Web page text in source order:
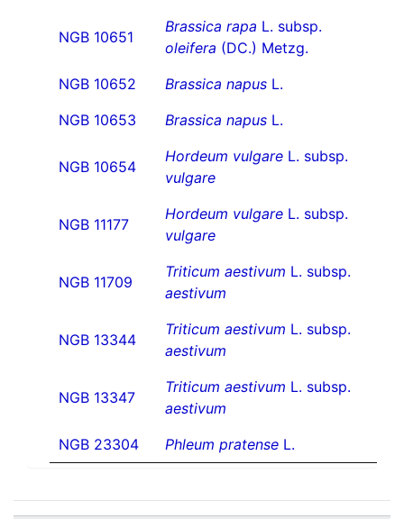
NGB 10651
Brassica rapa L. subsp.
oleifera (DC.) Metzg.
NGB 10652
Brassica napus L.
NGB 10653
Brassica napus L.
NGB 10654
Hordeum vulgare L. subsp.
vulgare
NGB 11177
Hordeum vulgare L. subsp.
vulgare
NGB 11709
Triticum aestivum L. subsp.
aestivum
NGB 13344
Triticum aestivum L. subsp.
aestivum
NGB 13347
Triticum aestivum L. subsp.
aestivum
NGB 23304
Phleum pratense L.